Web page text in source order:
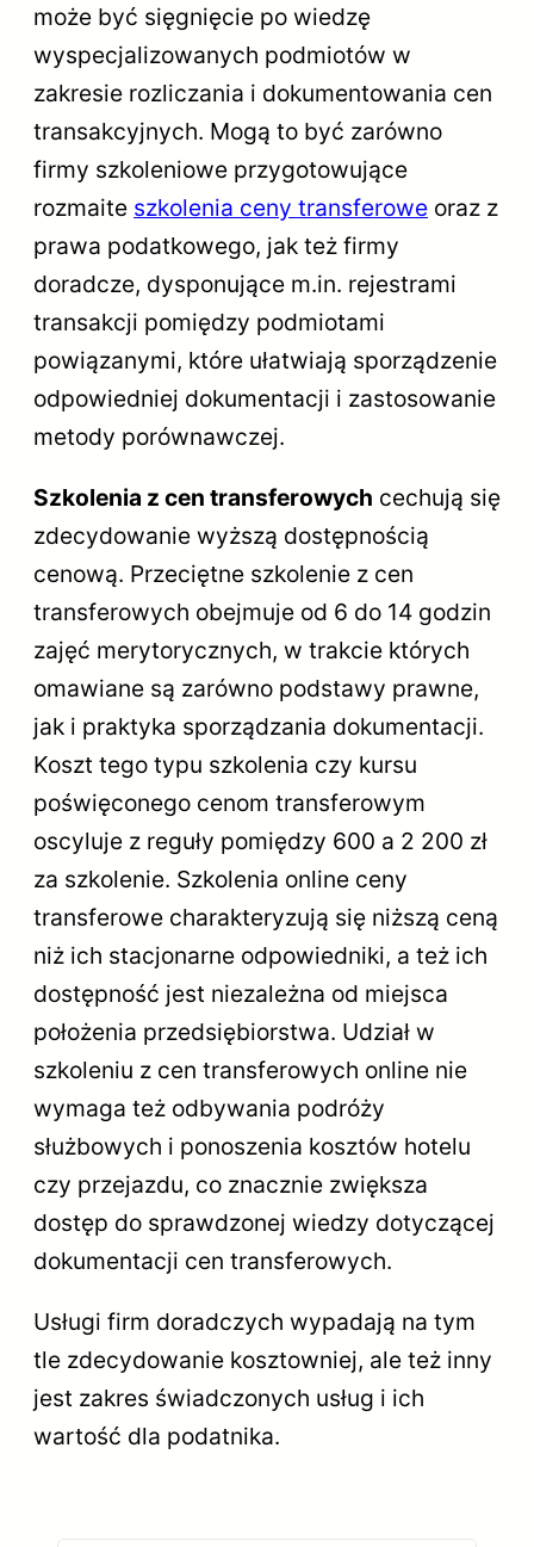
może być sięgnięcie po wiedzę
wyspecjalizowanych podmiotów w
zakresie rozliczania i dokumentowania cen
transakcyjnych. Mogą to być zarówno
firmy szkoleniowe przygotowujące
rozmaite szkolenia ceny transferowe oraz z
prawa podatkowego, jak też firmy
doradcze, dysponujące m.in. rejestrami
transakcji pomiędzy podmiotami
powiązanymi, które ułatwiają sporządzenie
odpowiedniej dokumentacji i zastosowanie
metody porównawczej.
Szkolenia z cen transferowych cechują się
zdecydowanie wyższą dostępnością
cenową. Przeciętne szkolenie z cen
transferowych obejmuje od 6 do 14 godzin
zajęć merytorycznych, w trakcie których
omawiane są zarówno podstawy prawne,
jak i praktyka sporządzania dokumentacji.
Koszt tego typu szkolenia czy kursu
poświęconego cenom transferowym
oscyluje z reguły pomiędzy 600 a 2 200 zł
za szkolenie. Szkolenia online ceny
transferowe charakteryzują się niższą ceną
niż ich stacjonarne odpowiedniki, a też ich
dostępność jest niezależna od miejsca
położenia przedsiębiorstwa. Udział w
szkoleniu z cen transferowych online nie
wymaga też odbywania podróży
służbowych i ponoszenia kosztów hotelu
czy przejazdu, co znacznie zwiększa
dostęp do sprawdzonej wiedzy dotyczącej
dokumentacji cen transferowych.
Usługi firm doradczych wypadają na tym
tle zdecydowanie kosztowniej, ale też inny
jest zakres świadczonych usług i ich
wartość dla podatnika.